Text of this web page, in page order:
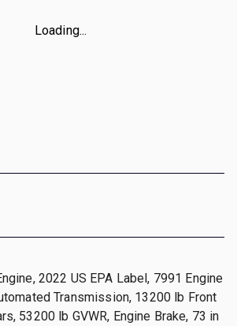
Loading...
2022 US EPA Label, 7991 Engine
Transmission, 13200 lb Front
53200 lb GVWR, Engine Brake, 73 in